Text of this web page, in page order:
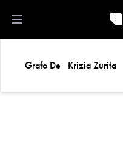
Open main menu
Grafo De Krizia Zurita